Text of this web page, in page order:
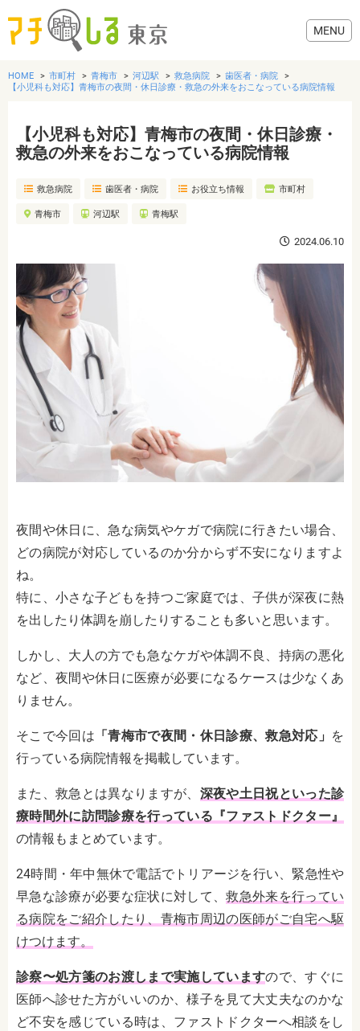
グルメ
美容・健康
おでかけ
生活
HOME 市町村 青梅市 河辺駅 救急病院
歯医者・病院
【小児科も対応】青梅市の夜間・休日診療・救急の外来をおこなっている病院情報
【小児科も対応】青梅市の夜間・休日診療・
救急の外来をおこなっている病院情報
救急病院 歯医者・病院 お役立ち情報 市町村
青梅市 河辺駅 青梅駅
2024.06.10
夜間や休日に、急な病気やケガで病院に行きたい場合、
どの病院が対応しているのか分からず不安になりますよ
ね。
特に、小さな子どもを持つご家庭では、子供が深夜に熱
を出したり体調を崩したりすることも多いと思います。
しかし、大人の方でも急なケガや体調不良、持病の悪化
など、夜間や休日に医療が必要になるケースは少なくあ
りません。
そこで今回は 「青梅市で夜間・休日診療、救急対応」 を
行っている病院情報を掲載しています。
また、救急とは異なりますが、 深夜や土日祝といった診
療時間外に訪問診療を行っている『ファストドクター』
の情報もまとめています。
24時間・年中無休で電話でトリアージを行い、緊急性や
早急な診療が必要な症状に対して、救急外来を行ってい
る病院をご紹介したり、青梅市周辺の医師がご自宅へ駆
けつけます。
診察〜処方箋のお渡しまで実施していますので、すぐに
医師へ診せた方がいいのか、様子を見て大丈夫なのかな
ど不安を感じている時は、ファストドクターへ相談をし